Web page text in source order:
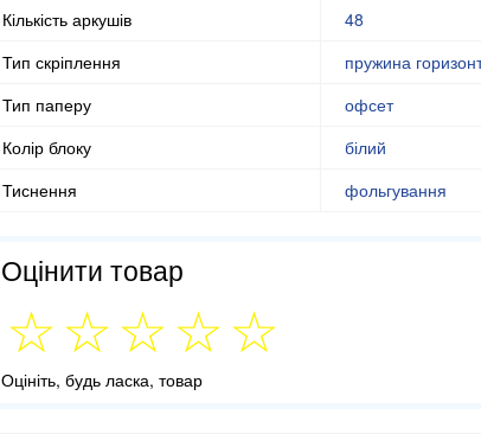
Кількість аркушів
48
Тип скріплення
пружина
Тип паперу
офсет
Колір блоку
білий
Тиснення
фольгування
Оцінити товар
Оцініть, будь ласка, товар